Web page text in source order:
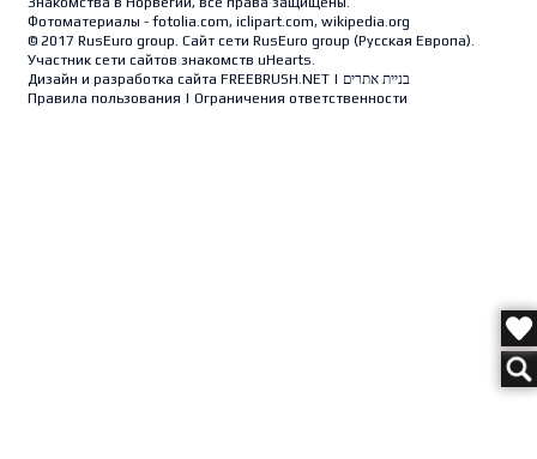
Фотоматериалы - fotolia.com, iclipart.com, wikipedia.org
© 2017 RusEuro group. Сайт сети RusEuro group (Русская Европа).
Участник сети сайтов знакомств uHearts.
Дизайн и разработка сайта FREEBRUSH.NET| בניית אתרים
Правила пользования | Ограничения ответственности